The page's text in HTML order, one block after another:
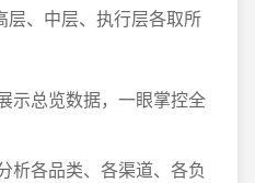
层、中层、执行层各取所
示总览数据，一眼掌控全
析各品类、各渠道、各负